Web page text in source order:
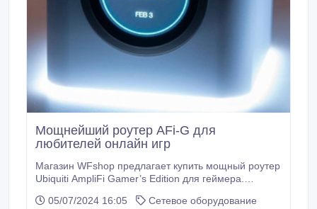
Мощнейший роутер AFi-G для
любителей онлайн игр
Магазин WFshop предлагает купить мощный роутер
Ubiquiti AmpliFi Gamer’s Edition для геймера.
маршрутизатора AmpliFi Gamer’s Edition: 1 порт Wi-
05/07/2024 16:05
Сетевое оборудование